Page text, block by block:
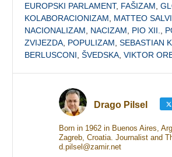
EUROPSKI PARLAMENT, FAŠIZAM ,
KOLABORACIONIZAM
MATTEO
NACIONALIZAM
NACIZAM PIO XII.
ZVIJEZDA POPULIZAM ,SEBASTIAN
BERLUSCONI ,ŠVEDSKA ,VIKTOR
Drago Pilsel
Born in 1962 in Buenos Aires,
Zagreb, Croatia. Journalist and
d.pilsel@zamir.net